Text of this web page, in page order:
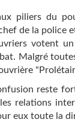
piliers du
de la police
votent
Malgré
reste
relations
eux toute la